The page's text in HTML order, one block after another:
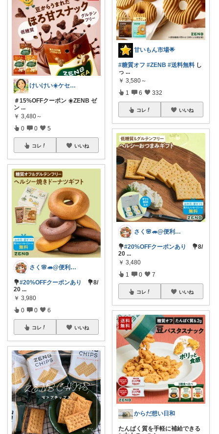
けいけい☀️ケセラセラと軽やかに🌻
＃15%OFFクーポン ☀️ZENB ゼ
ン ...
￥ 3,480～
0 0 5
コレ いいね
さく🌸🦔@便利でかわいいを探す旅
💐#20%OFFクーポンあり
💐8/
20 ...
￥ 3,980
0 0 6
コレ いいね
甘いもん市場🌟
#糖質オフ #ZENB #送料無料 し
っ ...
￥ 3,580～
1 6 332
コレ いいね
さく🌸🦔@便利でかわいいを探す旅
💐#20%OFFクーポンあり
💐8/
20 ...
￥ 3,480
1 0 7
コレ いいね
からだ想い日和
たんぱく質を手軽に補給できる